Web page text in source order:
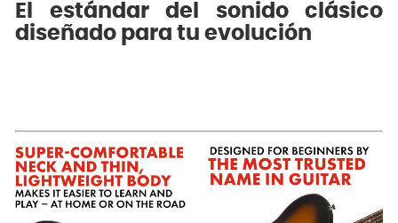
El estándar del sonido clásico
diseñado para tu evolución